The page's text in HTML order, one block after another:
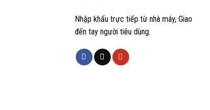
Nhập khẩu trực tiếp từ nhà máy, Giao
đến tay người tiêu dùng.